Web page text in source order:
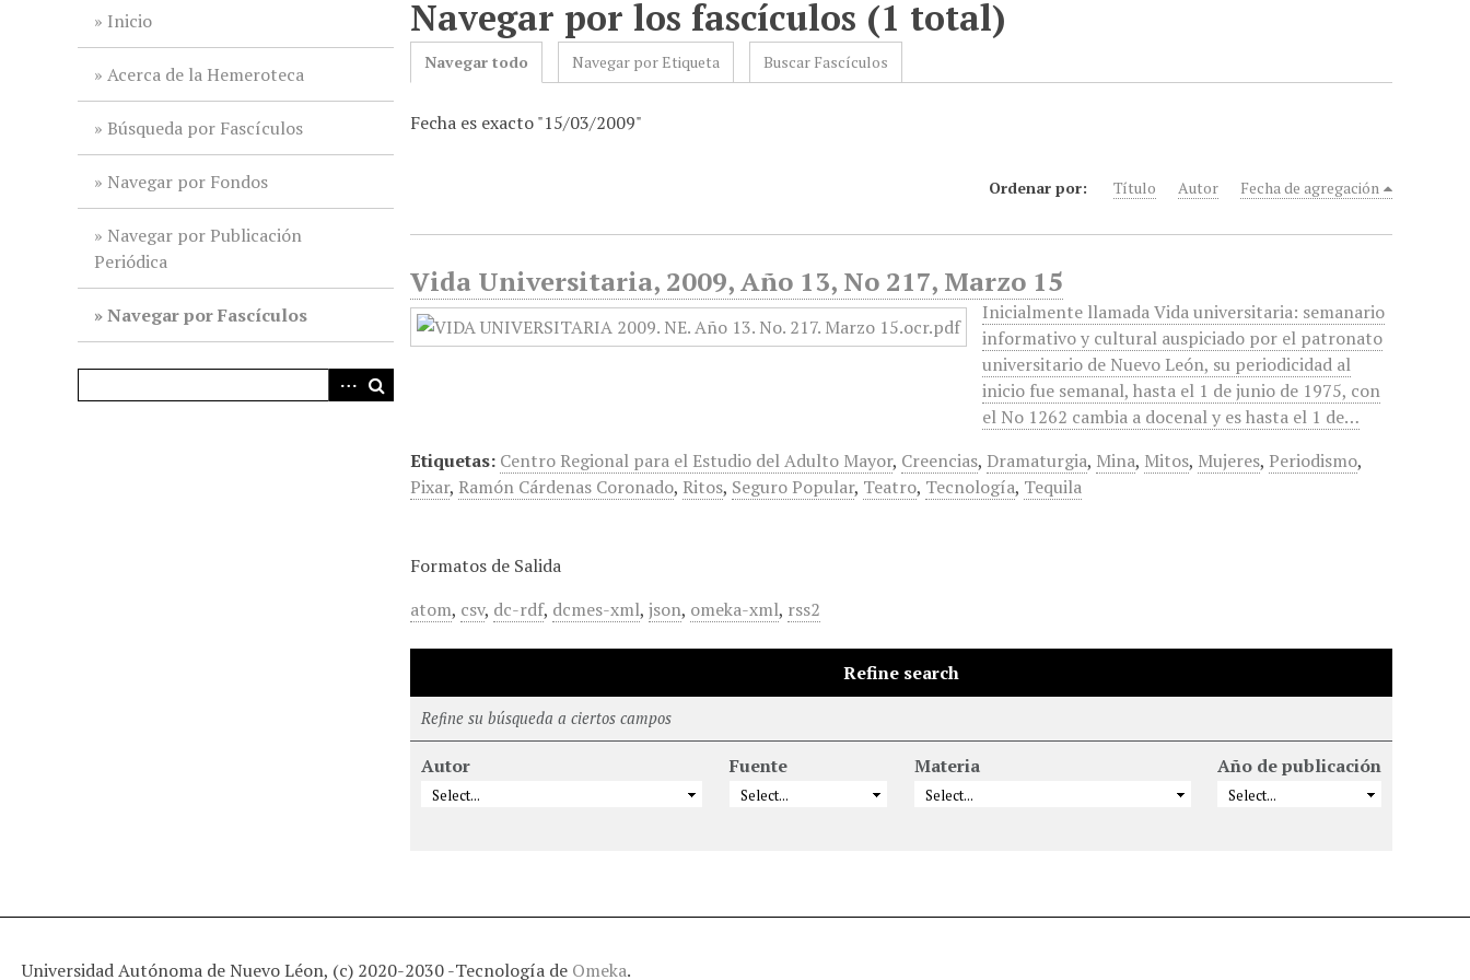
Inicio
Acerca de la Hemeroteca
Búsqueda por Fascículos
Navegar por Fondos
Navegar por Publicación
Periódica
Navegar por Fascículos
Navegar por los fascículos (1 total)
Navegar todo Navegar por Etiqueta Buscar Fascículos
Fecha es exacto "15/03/2009"
Ordenar por: Título Autor Fecha de agregación
Vida Universitaria, 2009, Año 13, No 217, Marzo 15
Inicialmente llamada Vida universitaria: semanario
informativo y cultural auspiciado por el patronato
universitario de Nuevo León, su periodicidad al
inicio fue semanal, hasta el 1 de junio de 1975, con
el No 1262 cambia a docenal y es hasta el 1 de…
Etiquetas: Centro Regional para el Estudio del Adulto Mayor, Creencias, Dramaturgia, Mina, Mitos, Mujeres, Periodismo,
Pixar, Ramón Cárdenas Coronado, Ritos, Seguro Popular, Teatro, Tecnología, Tequila
Formatos de Salida
atom, csv, dc-rdf, dcmes-xml,json, omeka-xml, rss2
Refine search
Refine su búsqueda a ciertos campos
Autor Fuente Materia Año de publicación
Universidad Autónoma de Nuevo Léon, (c) 2020-2030 -Tecnología de Omeka.